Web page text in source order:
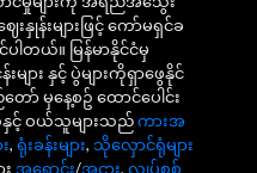
နှုန်းများဖြင့် ကော်မရှင်ခ
ါတယ်။ မြန်မာနိုင်ငံမှ
များ နှင့် ပွဲများကိုရှာဖွေနိုင်
ော် မှနေ့စဥ် ထောင်ပေါင်း
နှင့် ဝယ်သူများသည်ကားအ
, ရုံးခန်းများ, သိုလှောင်ရုံများ
အရောင်း/အငှား, လျှပ်စစ်